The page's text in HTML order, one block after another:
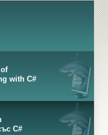
with C#
C#